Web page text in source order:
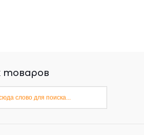
товаров